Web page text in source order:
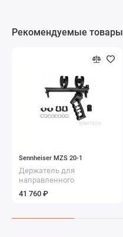
Рекомендуемые товары
Sennheiser MZS 20-1
Держатель для
направленного
микрофона
41 760 ₽